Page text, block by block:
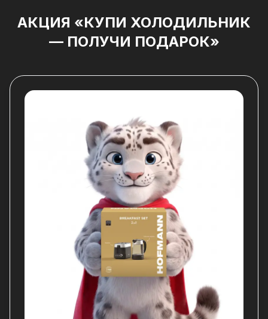
АКЦИЯ «КУПИ ХОЛОДИЛЬНИК
— ПОЛУЧИ ПОДАРОК»